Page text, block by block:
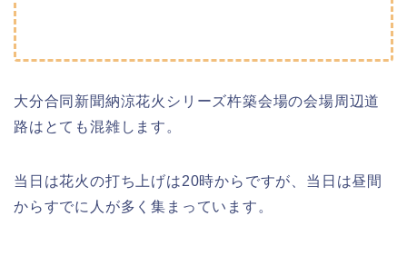
大分合同新聞納涼花火シリーズ杵築会場の会場周辺道
路はとても混雑します。
当日は花火の打ち上げは20時からですが、当日は昼間
からすでに人が多く集まっています。